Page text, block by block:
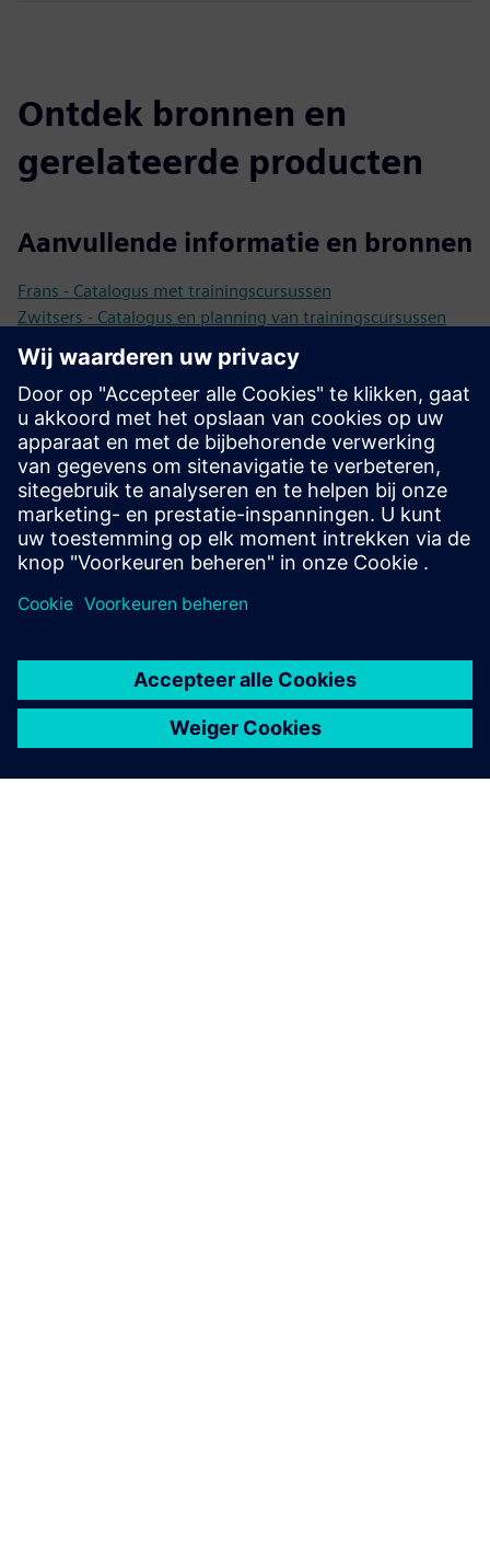
Ontdek bronnen en
gerelateerde producten
Aanvullende informatie en bronnen
Frans - Catalogus met trainingscursussen
Zwitsers - Catalogus en planning van trainingscursussen
Duits - Catalogus en planning van trainingscursussen
Duits - JANUS E-Academy (online trainingscursussen)
Tips voor succesvolle NX CAM-trainingen en -kwalificaties
(beschikbaar in: EN-FR-DE)
Vereisten
NX CAM klaar voor gebruik op het werkstation